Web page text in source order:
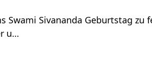
Swami Sivananda Geburtstag zu
u…